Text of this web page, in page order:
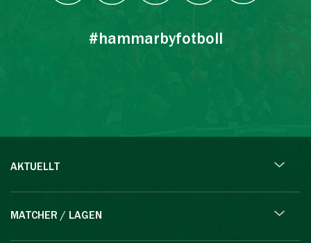
#hammarbyfotboll
AKTUELLT
MATCHER / LAGEN